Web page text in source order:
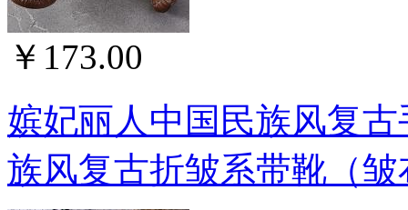
￥173.00
嫔妃丽人中国民族风复
族风复古折皱系带靴（皱